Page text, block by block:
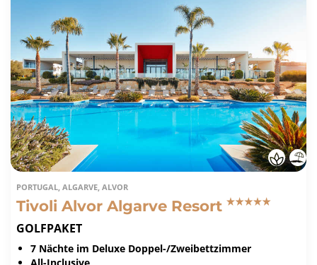
PORTUGAL, ALGARVE, ALVOR
Tivoli Alvor Algarve Resort
GOLFPAKET
7 Nächte im Deluxe Doppel-/Zweibettzimmer